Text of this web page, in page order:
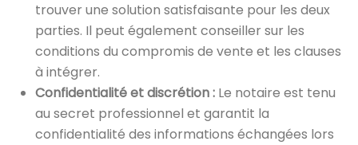
trouver une solution satisfaisante pour les deux
parties. Il peut également conseiller sur les
conditions du compromis de vente et les clauses
à intégrer.
Confidentialité et discrétion : Le notaire est tenu
au secret professionnel et garantit la
confidentialité des informations échangées lors